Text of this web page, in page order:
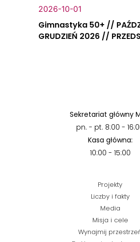
2026-10-01
Gimnastyka 50+ //
GRUDZIEŃ 2026 //
Sekretariat główny
pn. - pt. 8:00 -
Kasa główna:
10:00 - 15:00
Projekty
Liczby i fakty
Media
Misja i cele
Wynajmij